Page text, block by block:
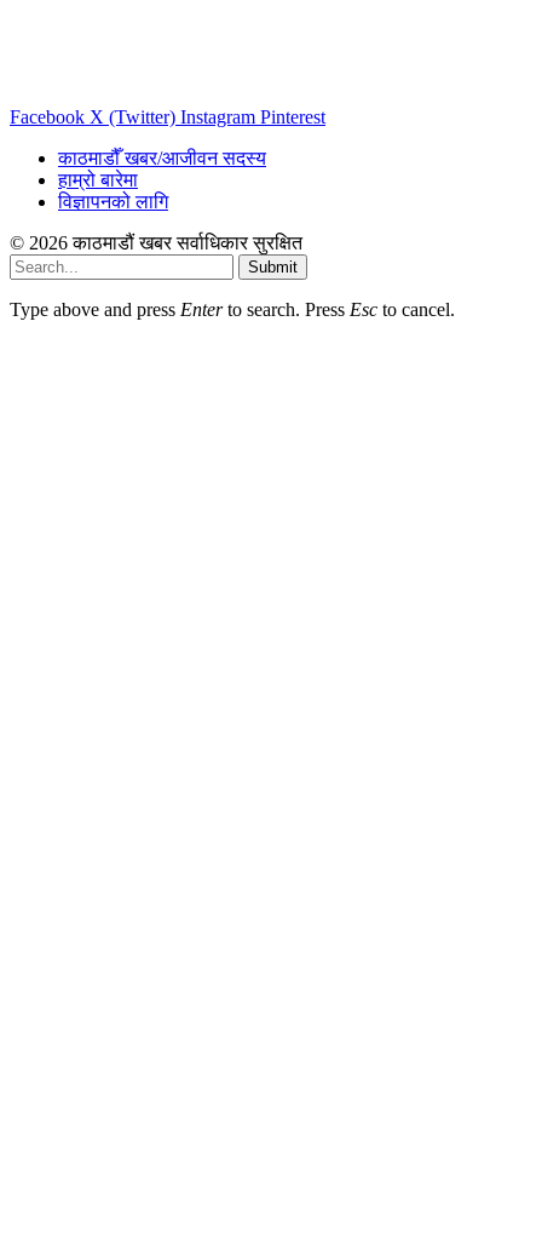
Facebook X (Twitter) Instagram Pinterest
काठमाडौँ खबर/आजीवन सदस्य
हाम्रो बारेमा
विज्ञापनको लागि
© 2026 काठमाडौं खबर सर्वाधिकार सुरक्षित
Submit
Type above and press Enterto search. Press Esc to cancel.